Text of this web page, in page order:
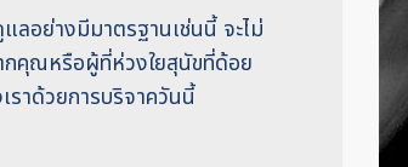
ลอย่างมีมาตรฐานเช่นนี้ จะไม่
กคุณหรือผู้ที่ห่วงใยสุนัขที่ด้อย
ราด้วยการบริจาควันนี้